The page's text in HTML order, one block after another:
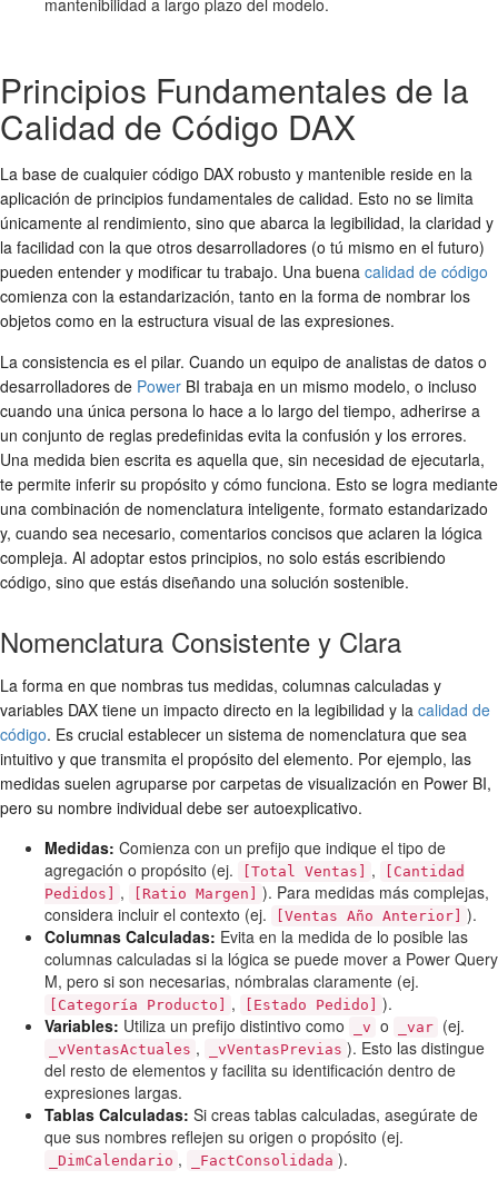
Principios Fundamentales de la
Calidad de Código DAX
La base de cualquier código DAX robusto y mantenible reside en la
aplicación de principios fundamentales de calidad. Esto no se limita
únicamente al rendimiento, sino que abarca la legibilidad, la claridad y
la facilidad con la que otros desarrolladores (o tú mismo en el futuro)
pueden entender y modificar tu trabajo. Una buena calidad de código
comienza con la estandarización, tanto en la forma de nombrar los
objetos como en la estructura visual de las expresiones.
La consistencia es el pilar. Cuando un equipo de analistas de datos o
desarrolladores de Power BI trabaja en un mismo modelo, o incluso
cuando una única persona lo hace a lo largo del tiempo, adherirse a
un conjunto de reglas predefinidas evita la confusión y los errores.
Una medida bien escrita es aquella que, sin necesidad de ejecutarla,
te permite inferir su propósito y cómo funciona. Esto se logra mediante
una combinación de nomenclatura inteligente, formato estandarizado
y, cuando sea necesario, comentarios concisos que aclaren la lógica
compleja. Al adoptar estos principios, no solo estás escribiendo
código, sino que estás diseñando una solución sostenible.
Nomenclatura Consistente y Clara
La forma en que nombras tus medidas, columnas calculadas y
variables DAX tiene un impacto directo en la legibilidad y la calidad de
código. Es crucial establecer un sistema de nomenclatura que sea
intuitivo y que transmita el propósito del elemento. Por ejemplo, las
medidas suelen agruparse por carpetas de visualización en Power BI,
pero su nombre individual debe ser autoexplicativo.
Medidas: Comienza con un prefijo que indique el tipo de
agregación o propósito (ej.
[Total Ventas] ,
[Cantidad
Pedidos] , [Ratio Margen] ). Para medidas más complejas,
considera incluir el contexto (ej.
[Ventas Año Anterior] ).
Columnas Calculadas: Evita en la medida de lo posible las
columnas calculadas si la lógica se puede mover a Power Query
M, pero si son necesarias, nómbralas claramente (ej.
[Categoría Producto] , [Estado Pedido] ).
Variables: Utiliza un prefijo distintivo como _v o _var (ej.
_vVentasActuales , _vVentasPrevias ). Esto las distingue
del resto de elementos y facilita su identificación dentro de
expresiones largas.
Tablas Calculadas: Si creas tablas calculadas, asegúrate de
que sus nombres reflejen su origen o propósito (ej.
_DimCalendario , _FactConsolidada ).